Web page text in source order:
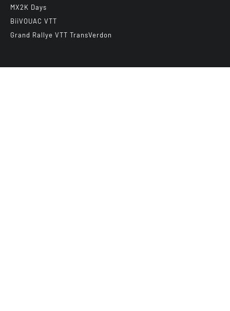
MX2K Days
BiiVOUAC VTT
Grand Rallye VTT TransVerdon